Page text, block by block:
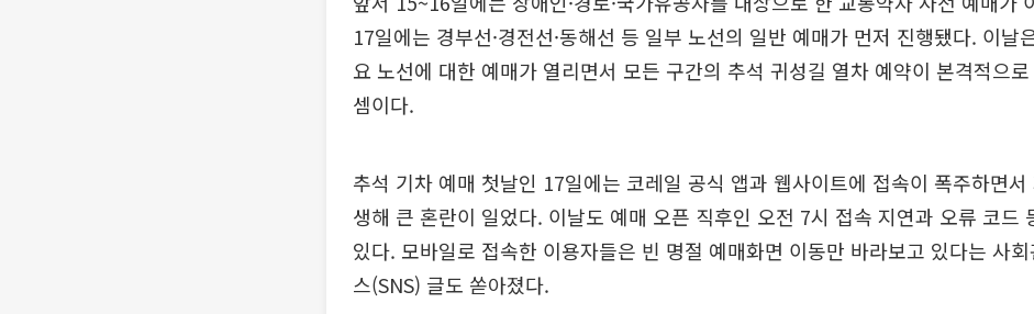
17일에는 경부선·경전선·동해선 등 일부 노선의 일반 예매가 먼저 진행됐다. 이날
요 노선에 대한 예매가 열리면서 모든 구간의 추석 귀성길 열차 예약이 본격적으
셈이다.
추석 기차 예매 첫날인 17일에는 코레일 공식 앱과 웹사이트에 접속이 폭주하면서
생해 큰 혼란이 일었다. 이날도 예매 오픈 직후인 오전 7시 접속 지연과 오류 코드
있다. 모바일로 접속한 이용자들은 빈 명절 예매화면 이동만 바라보고 있다는 사
스(SNS) 글도 쏟아졌다.